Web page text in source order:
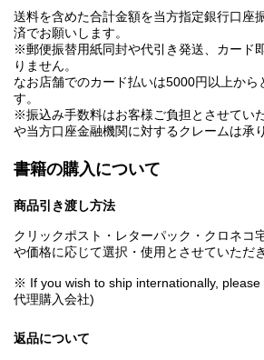
送料を含めた合計金額を当方指定銀行口座
済でお願いします。
※郵便振替用紙同封や代引き発送、カード
りません。
なお店舗でのカード払いは5000円以上から
す。
※振込み手数料はお客様ご負担とさせてい
や当方口座金融機関に対するクレームは承
書籍の購入について
商品引き渡し方法
クリックポスト・レターパック・クロネコ
や価格に応じて選択・使用とさせていただ
※ If you wish to ship internationally,
代理購入会社)
返品について